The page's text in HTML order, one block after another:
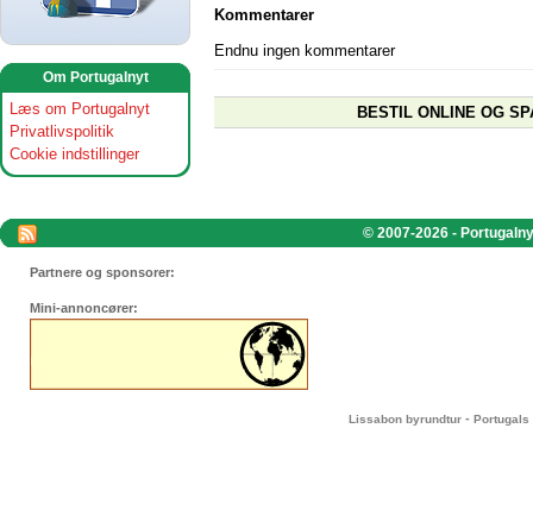
Om Portugalnyt
Læs om Portugalnyt
Privatlivspolitik
Cookie indstillinger
Kommentarer
Endnu ingen kommentarer
BESTIL ONLINE OG
© 2007-2026 -
Partnere og sponsorer:
Mini-annoncører:
Lissabon byrundtur - Portugals